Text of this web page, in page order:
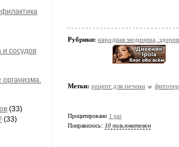
и сосудов
организма.
(33)
(33)
Рубрики: народная медицина,
Метки: рецепт для печени
Процитировано 1 раз
Понравилось: 10 пользователям